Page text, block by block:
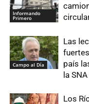
Informando
Primero
Campo al Día
Las
país
la SNA
Los